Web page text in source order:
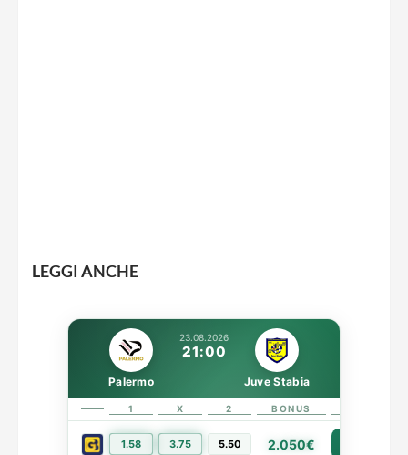
LEGGI ANCHE
23.08.2026
21:00
Palermo Juve Stabia
1 X 2 BONUS
1.58 3.75 5.50 2.050€